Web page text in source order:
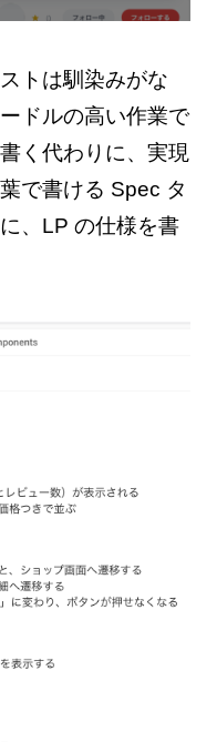
トは馴染みがな
ドルの高い作業で
く代わりに、実現
で書ける Spec タ
、LP の仕様を書